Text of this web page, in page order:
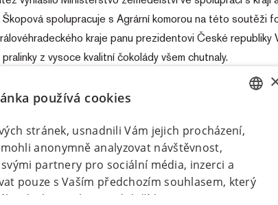
spolupracuje s Agrární komorou na této soutěži
kraje panu prezidentovi České republiky
z vysoce kvalitní čokolády všem chutnaly.
vysoce kvalitní služby v oblasti pojištění
používá cookies
stránek, usnadnili Vám jejich procházení,
anonymně analyzovat návštěvnost,
partnery pro sociální média, inzerci a
pouze s Vaším předchozím souhlasem, který
druhu cookies pod tlačítkem